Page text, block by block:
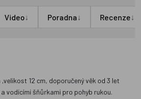
Video↓ Poradna↓ Recenze↓
12 cm, doporučený věk od 3 let
vodícími šňůrkami pro pohyb rukou.